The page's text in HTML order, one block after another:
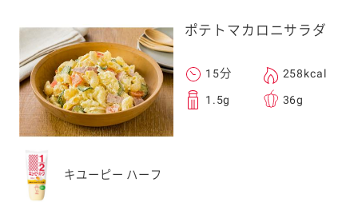
ポテトマカロニサラダ
15分 258kcal
1.5g 36g
キユーピー ハーフ